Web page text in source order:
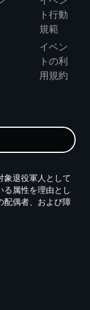
ト行動
規範
イベン
トの利
用規約
象退役軍人として
る属性を理由とし
配偶者、および障